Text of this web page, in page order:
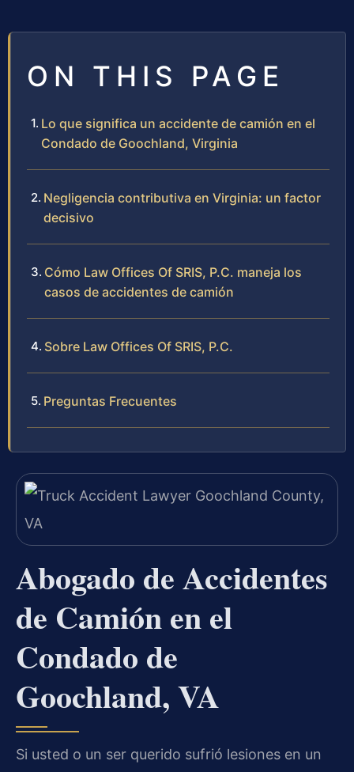
ON THIS PAGE
Lo que significa un accidente de camión en el
Condado de Goochland, Virginia
Negligencia contributiva en Virginia: un factor
decisivo
Cómo Law Offices Of SRIS, P.C. maneja los
casos de accidentes de camión
Sobre Law Offices Of SRIS, P.C.
Preguntas Frecuentes
Abogado de Accidentes
de Camión en el
Condado de
Goochland, VA
Si usted o un ser querido sufrió lesiones en un